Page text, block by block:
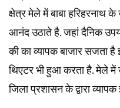
क्षेत्र मेले में बाबा हरिहरनाथ
आनंद उठाते है. जहां दैनिक
की का व्यापक बाजार सजता
थिएटर भी हुआ करता है. मेले में
जिला प्रशासन के द्वारा